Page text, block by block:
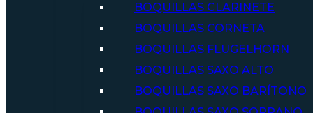
BOQUILLAS CLARINETE
BOQUILLAS CORNETA
BOQUILLAS FLUGELHORN
BOQUILLAS SAXO ALTO
BOQUILLAS SAXO BARÍTONO